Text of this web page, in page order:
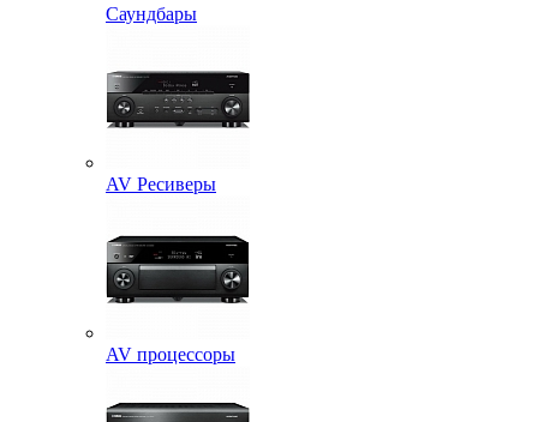
Саундбары
AV Ресиверы
AV процессоры